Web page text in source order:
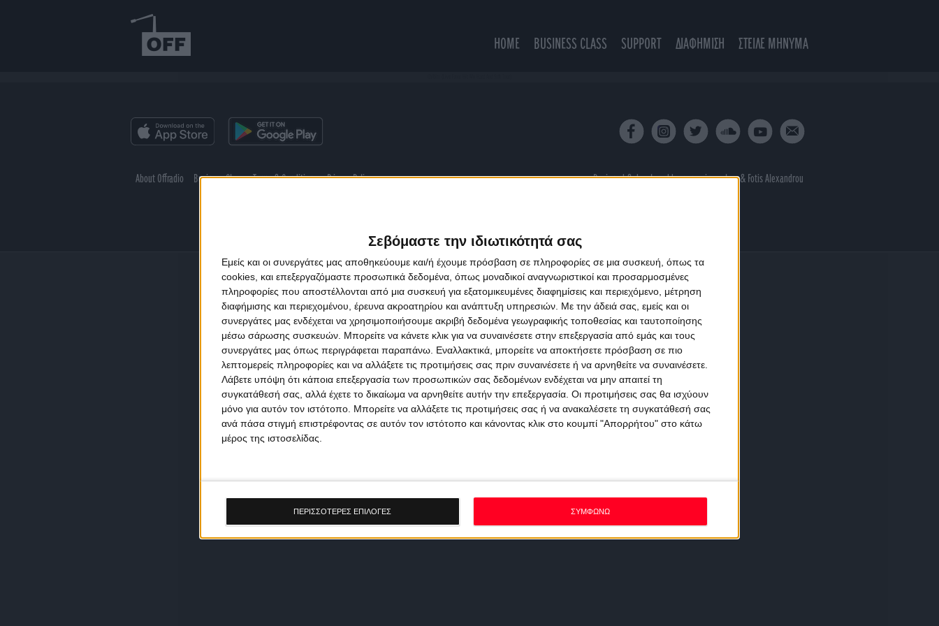
Σεβόμαστε την ιδιωτικότητά σας
Εμείς και οι συνεργάτες μας αποθηκεύουμε και/ή έχουμε πρόσβαση σε πληροφορίες σε μια συσκευή, όπως τα
cookies, και επεξεργαζόμαστε προσωπικά δεδομένα, όπως μοναδικοί αναγνωριστικοί και προσαρμοσμένες
πληροφορίες που αποστέλλονται από μια συσκευή για εξατομικευμένες διαφημίσεις και περιεχόμενο, μέτρηση
διαφήμισης και περιεχομένου, έρευνα ακροατηρίου και ανάπτυξη υπηρεσιών. Με την άδειά σας, εμείς και οι
συνεργάτες μας ενδέχεται να χρησιμοποιήσουμε ακριβή δεδομένα γεωγραφικής τοποθεσίας και ταυτοποίησης
μέσω σάρωσης συσκευών. Μπορείτε να κάνετε κλικ για να συναινέσετε στην επεξεργασία από εμάς και τους
συνεργάτες μας όπως περιγράφεται παραπάνω. Εναλλακτικά, μπορείτε να αποκτήσετε πρόσβαση σε πιο
λεπτομερείς πληροφορίες και να αλλάξετε τις προτιμήσεις σας πριν συναινέσετε ή να αρνηθείτε να συναινέσετε.
Λάβετε υπόψη ότι κάποια επεξεργασία των προσωπικών σας δεδομένων ενδέχεται να μην απαιτεί τη
συγκατάθεσή σας, αλλά έχετε το δικαίωμα να αρνηθείτε αυτήν την επεξεργασία. Οι προτιμήσεις σας θα ισχύουν
μόνο για αυτόν τον ιστότοπο. Μπορείτε να αλλάξετε τις προτιμήσεις σας ή να ανακαλέσετε τη συγκατάθεσή σας
ανά πάσα στιγμή επιστρέφοντας σε αυτόν τον ιστότοπο και κάνοντας κλικ στο κουμπί "Απορρήτου" στο κάτω
μέρος της ιστοσελίδας.
ΠΕΡΙΣΣΟΤΕΡΕΣ ΕΠΙΛΟΓΕΣ ΣΥΜΦΩΝΩ
HOME BUSINESS CLASS SUPPORT ΔΙΑΦΗΜΙΣΗ ΣΤΕΙΛΕ ΜΗΝΥΜΑ
About Offradio Business Class Terms & Conditions Privacy Policy Designed & developed byporcupine colors& Fotis Alexandrou